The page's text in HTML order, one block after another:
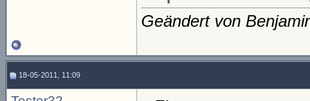
Geändert von
18-05-2011, 11:09